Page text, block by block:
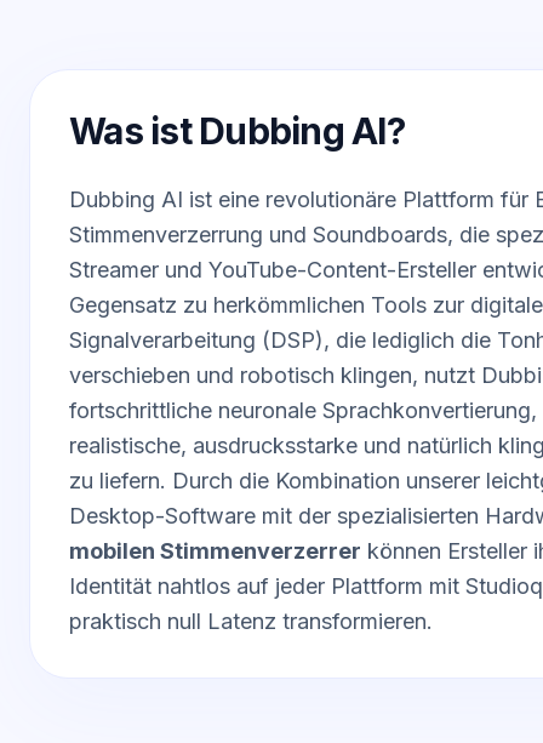
Was ist Dubbing AI?
Dubbing AI ist eine revolutionäre Plattform für
Stimmenverzerrung und Soundboards, die
Streamer und YouTube-Content-Ersteller
Gegensatz zu herkömmlichen Tools zur
Signalverarbeitung (DSP), die lediglich die
verschieben und robotisch klingen, nutzt
fortschrittliche neuronale
realistische, ausdrucksstarke und natürlich
zu liefern. Durch die Kombination unserer
Desktop-Software mit der spezialisierten
mobilen Stimmenverzerrer können Ersteller
Identität nahtlos auf jeder Plattform mit
praktisch null Latenz transformieren.